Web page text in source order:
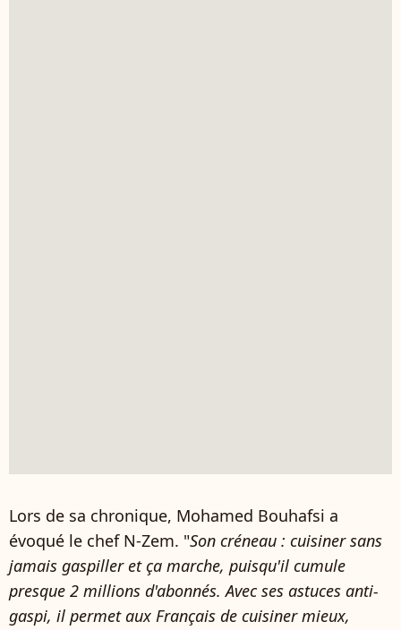
Lors de sa chronique, Mohamed Bouhafsi a
évoqué le chef N-Zem. "Son créneau : cuisiner sans
jamais gaspiller et ça marche, puisqu'il cumule
presque 2 millions d'abonnés. Avec ses astuces anti-
gaspi, il permet aux Français de cuisiner mieux,